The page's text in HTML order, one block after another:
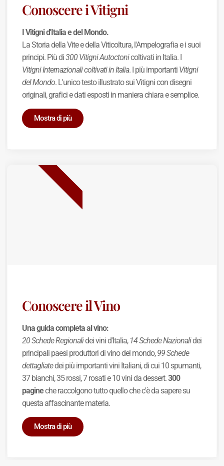
Conoscere i Vitigni
I Vitigni d'Italia e del Mondo.
La Storia della Vite e della Viticoltura, l'Ampelografia e i suoi
principi. Più di300 Vitigni Autoctonicoltivati in Italia. I
Vitigni Internazionali coltivati in Italia. I più importanti Vitigni
del Mondo. L'unico testo illustrato sui Vitigni con disegni
originali, grafici e dati esposti in maniera chiara e semplice.
Mostra di più
Conoscere il Vino
Una guida completa al vino:
20 Schede Regionalidei vini d'Italia, 14 Schede Nazionalidei
principali paesi produttori di vino del mondo,99 Schede
dettagliatedei più importanti vini Italiani, di cui 10 spumanti,
37 bianchi, 35 rossi, 7 rosati e 10 vini da dessert.300
pagineche raccolgono tutto quello che c'è da sapere su
questa affascinante materia.
Mostra di più
BEST SELLER